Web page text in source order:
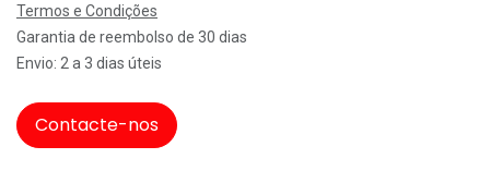
Termos e Condições
Garantia de reembolso de 30 dias
Envio: 2 a 3 dias úteis
Contacte-nos